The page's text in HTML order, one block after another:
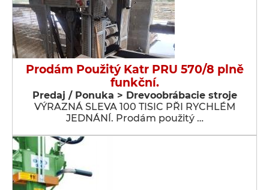
Prodám Použitý Katr PRU 570/8 plně
funkční.
Predaj / Ponuka > Drevoobrábacie stroje
VÝRAZNÁ SLEVA 100 TISIC PŘI RYCHLÉM
JEDNÁNÍ. Prodám použitý …